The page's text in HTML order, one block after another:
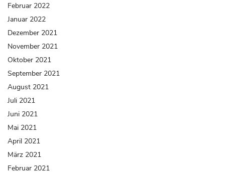
Februar 2022
Januar 2022
Dezember 2021
November 2021
Oktober 2021
September 2021
August 2021
Juli 2021
Juni 2021
Mai 2021
April 2021
März 2021
Februar 2021